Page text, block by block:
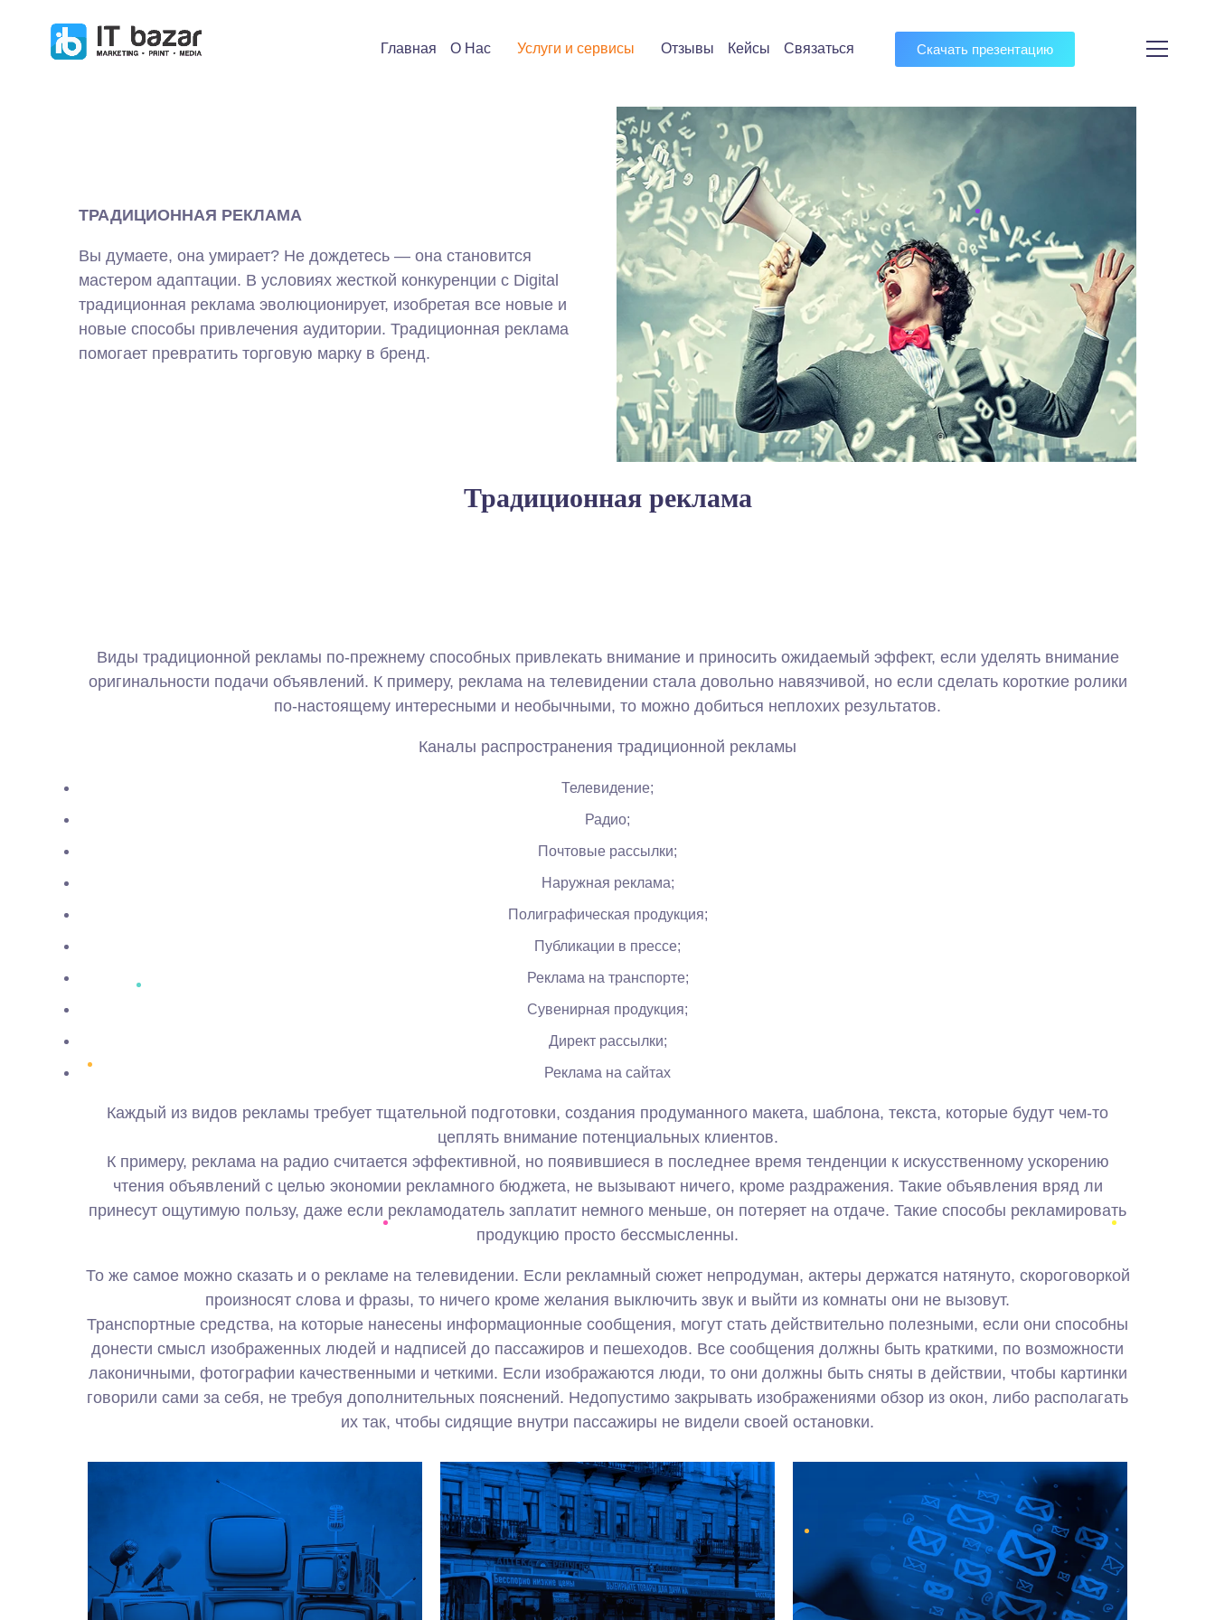
Главная О Нас Услуги и сервисы Отзывы Кейсы Связаться Скачать презентацию
ТРАДИЦИОННАЯ РЕКЛАМА
Вы думаете, она умирает? Не дождетесь — она становится
мастером адаптации. В условиях жесткой конкуренции с Digital
традиционная реклама эволюционирует, изобретая все новые и
новые способы привлечения аудитории. Традиционная реклама
помогает превратить торговую марку в бренд.
Традиционная реклама
Виды традиционной рекламы по-прежнему способных привлекать внимание и приносить ожидаемый эффект, если уделять внимание
оригинальности подачи объявлений. К примеру, реклама на телевидении стала довольно навязчивой, но если сделать короткие ролики
по-настоящему интересными и необычными, то можно добиться неплохих результатов.
Каналы распространения традиционной рекламы
Телевидение;
Радио;
Почтовые рассылки;
Наружная реклама;
Полиграфическая продукция;
Публикации в прессе;
Реклама на транспорте;
Сувенирная продукция;
Директ рассылки;
Реклама на сайтах
Каждый из видов рекламы требует тщательной подготовки, создания продуманного макета, шаблона, текста, которые будут чем-то
цеплять внимание потенциальных клиентов.
К примеру, реклама на радио считается эффективной, но появившиеся в последнее время тенденции к искусственному ускорению
чтения объявлений с целью экономии рекламного бюджета, не вызывают ничего, кроме раздражения. Такие объявления вряд ли
принесут ощутимую пользу, даже если рекламодатель заплатит немного меньше, он потеряет на отдаче. Такие способы рекламировать
продукцию просто бессмысленны.
То же самое можно сказать и о рекламе на телевидении. Если рекламный сюжет непродуман, актеры держатся натянуто, скороговоркой
произносят слова и фразы, то ничего кроме желания выключить звук и выйти из комнаты они не вызовут.
Транспортные средства, на которые нанесены информационные сообщения, могут стать действительно полезными, если они способны
донести смысл изображенных людей и надписей до пассажиров и пешеходов. Все сообщения должны быть краткими, по возможности
лаконичными, фотографии качественными и четкими. Если изображаются люди, то они должны быть сняты в действии, чтобы картинки
говорили сами за себя, не требуя дополнительных пояснений. Недопустимо закрывать изображениями обзор из окон, либо располагать
их так, чтобы сидящие внутри пассажиры не видели своей остановки.
К примеру, реклама на радио считается
эффективной, но появившиеся в последнее
время тенденции к искусственному ускорению
чтения объявлений с целью экономии
рекламного бюджета, не вызывают ничего,
кроме раздражения. Такие объявления вряд ли
принесут ощутимую пользу, даже если
рекламодатель заплатит немного меньше, он
Транспортные средства, на которые нанесены
информационные сообщения, могут стать
действительно полезными, если они способны
Рассылки по почте или на e-mail могут
приносить пользу, однако здесь также нужно
избегать злоупотреблений. Объявления,
рассылаемые потенциальным клиентам
необходимо обновлять, каждый раз предлагая